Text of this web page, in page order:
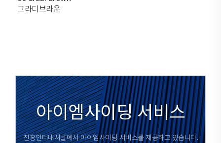
그라디브라운
아이엠사이딩 서비스
진흥인터내셔날에서 아이엠사이딩 서비스를 제공하고 있습니다.